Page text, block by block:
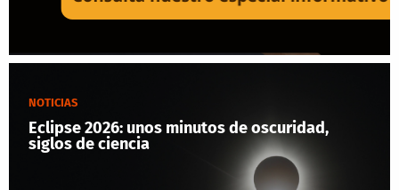
NOTICIAS
Eclipse 2026: unos minutos de oscuridad,
siglos de ciencia